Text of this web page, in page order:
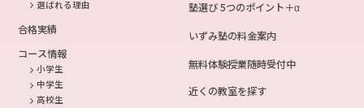
選ばれる理由
合格実績
コース情報
小学生
中学生
高校生
塾選び 5つのポイント＋α
いずみ塾の料金案内
無料体験授業随時受付中
近くの教室を探す